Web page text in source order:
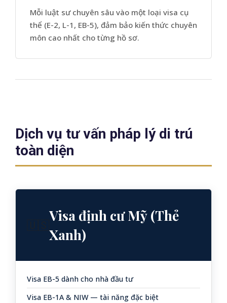
Mỗi luật sư chuyên sâu vào một loại visa cụ
thể (E-2, L-1, EB-5), đảm bảo kiến thức chuyên
môn cao nhất cho từng hồ sơ.
Dịch vụ tư vấn pháp lý di trú
toàn diện
🇺🇸
Visa định cư Mỹ (Thẻ
Xanh)
Visa EB-5 dành cho nhà đầu tư
Visa EB-1A & NIW — tài năng đặc biệt